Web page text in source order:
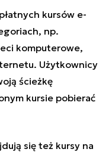
kursów e-
np.
komputerowe,
Użytkownicy
ścieżkę
kursie pobierać
się też kursy na